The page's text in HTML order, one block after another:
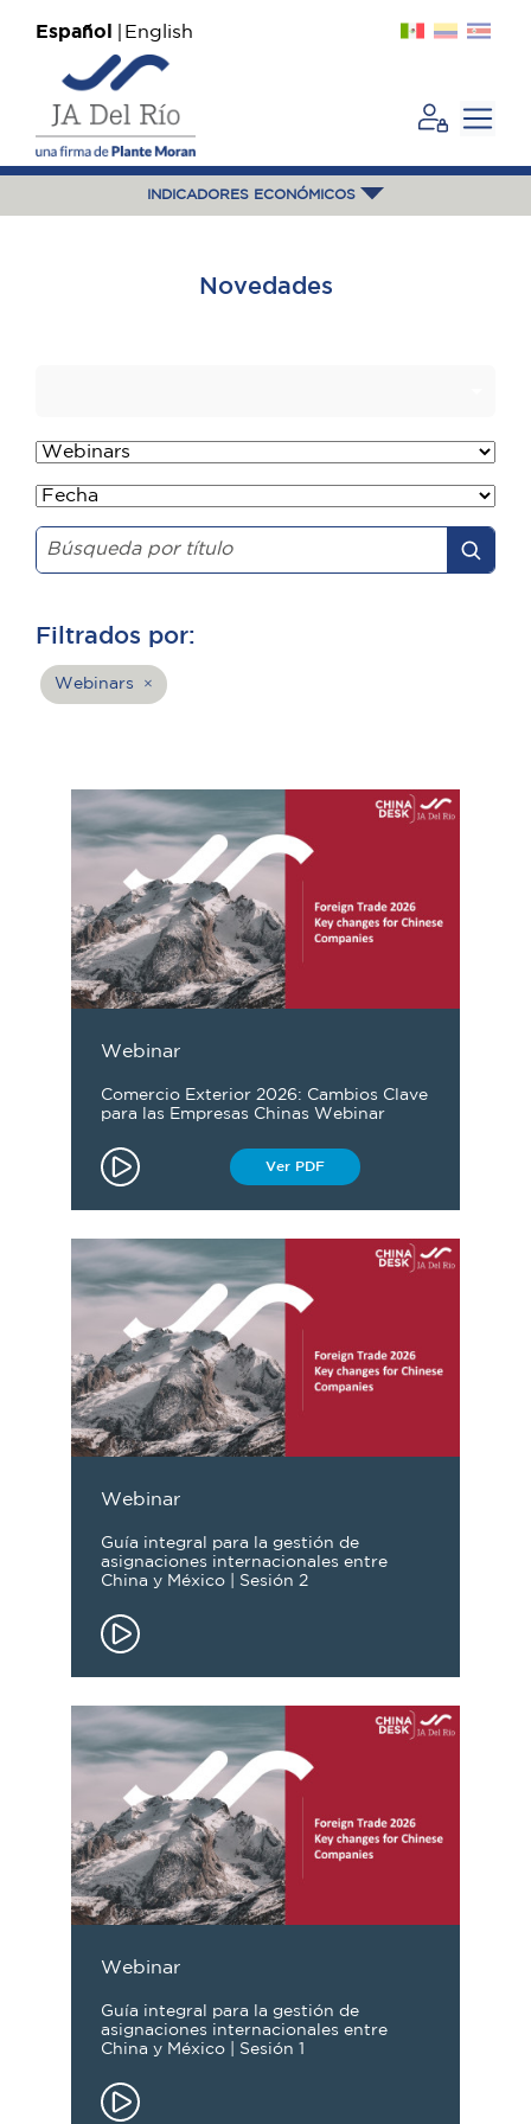
Español English
INDICADORES ECONÓMICOS
Novedades
Filtrados por:
Webinars ×
Webinar
Comercio Exterior 2026: Cambios Clave
para las Empresas Chinas Webinar
Ver PDF
Webinar
Guía integral para la gestión de
asignaciones internacionales entre
China y México | Sesión 2
Webinar
Guía integral para la gestión de
asignaciones internacionales entre
China y México | Sesión 1